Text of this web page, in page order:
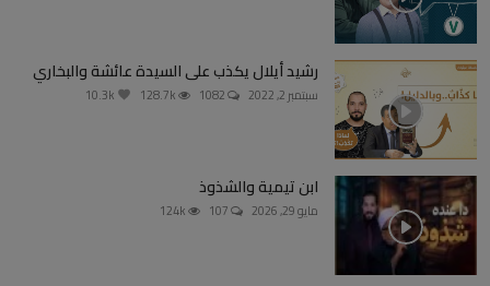
رشيد أيلال يكذب على السيدة عائشة والبخاري
سبتمبر 2, 2022
ابن تيمية والشذوذ
مايو 29, 2026